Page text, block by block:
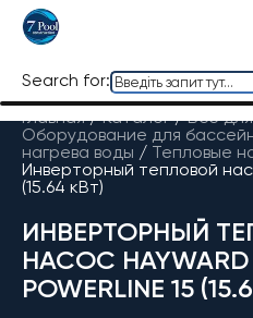
Search for:
Главная / Каталог/Все
Оборудование для
нагрева воды / Тепловые
Инверторный тепловой
(15.64 кВт)
ИНВЕРТОРНЫЙ
НАСОС HAYWARD
POWERLINE 15